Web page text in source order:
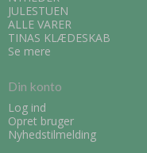
JULESTUEN
ALLE VARER
TINAS KLÆDESKAB
Se mere
Din konto
Log ind
Opret bruger
Nyhedstilmelding